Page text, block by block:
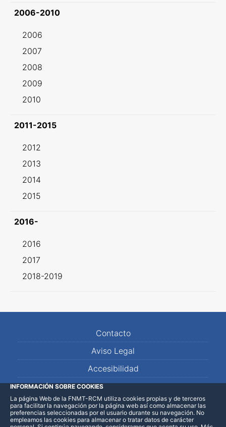
2006-2010
2006
2007
2008
2009
2010
2011-2015
2012
2013
2014
2015
2016-
2016
2017
2018-2019
Contacto
Aviso Legal
Accesibilidad
Mapa Web
INFORMACIÓN SOBRE COOKIES
La página Web de la FNMT-RCM utiliza cookies propias y de terceros
para facilitar la navegación por la página web así como almacenar las
preferencias seleccionadas por el usuario durante su navegación. No
empleamos las cookies para almacenar o tratar datos de carácter